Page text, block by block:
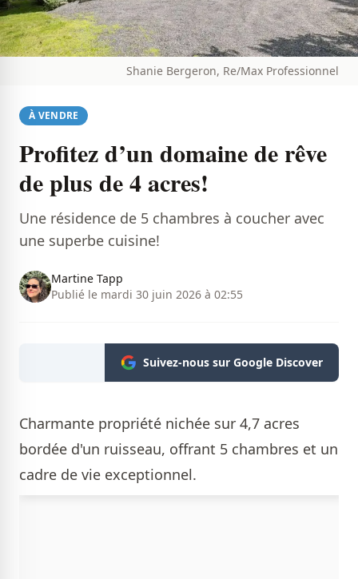
Shanie Bergeron, Re/Max Professionnel
À VENDRE
Profitez d’un domaine de rêve
de plus de 4 acres!
Une résidence de 5 chambres à coucher avec
une superbe cuisine!
Martine Tapp
Publié le mardi 30 juin 2026 à 02:55
Suivez-nous sur Google Discover
Charmante propriété nichée sur 4,7 acres
bordée d'un ruisseau, offrant 5 chambres et un
cadre de vie exceptionnel.